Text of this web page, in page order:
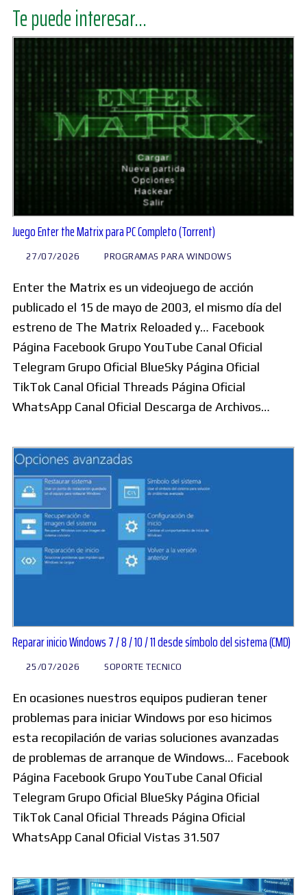
Te puede interesar...
Juego Enter the Matrix para PC Completo (Torrent)
27/07/2026 PROGRAMAS PARA WINDOWS
Enter the Matrix es un videojuego de acción
publicado el 15 de mayo de 2003, el mismo día del
estreno de The Matrix Reloaded y… Facebook
Página Facebook Grupo YouTube Canal Oficial
Telegram Grupo Oficial BlueSky Página Oficial
TikTok Canal Oficial Threads Página Oficial
WhatsApp Canal Oficial Descarga de Archivos…
Reparar inicio Windows 7 / 8 / 10 / 11 desde símbolo del sistema (CMD)
25/07/2026 SOPORTE TECNICO
En ocasiones nuestros equipos pudieran tener
problemas para iniciar Windows por eso hicimos
esta recopilación de varias soluciones avanzadas
de problemas de arranque de Windows… Facebook
Página Facebook Grupo YouTube Canal Oficial
Telegram Grupo Oficial BlueSky Página Oficial
TikTok Canal Oficial Threads Página Oficial
WhatsApp Canal Oficial Vistas 31.507